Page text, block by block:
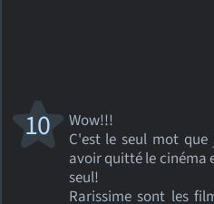
Wow!!!
C'est le seul mot
avoir quitté le cinéma
seul!
Rarissime sont les
10